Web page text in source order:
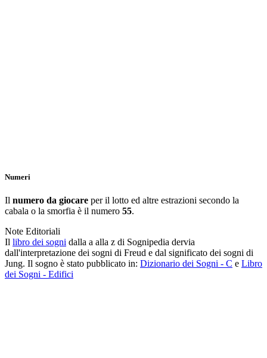
Numeri
Il numero da giocare per il lotto ed altre estrazioni secondo la
cabala o la smorfia è il numero 55.
Note Editoriali
Il libro dei sogni dalla a alla z di Sognipedia dervia
dall'interpretazione dei sogni di Freud e dal significato dei sogni di
Jung. Il sogno è stato pubblicato in: Dizionario dei Sogni - C e Libro
dei Sogni - Edifici